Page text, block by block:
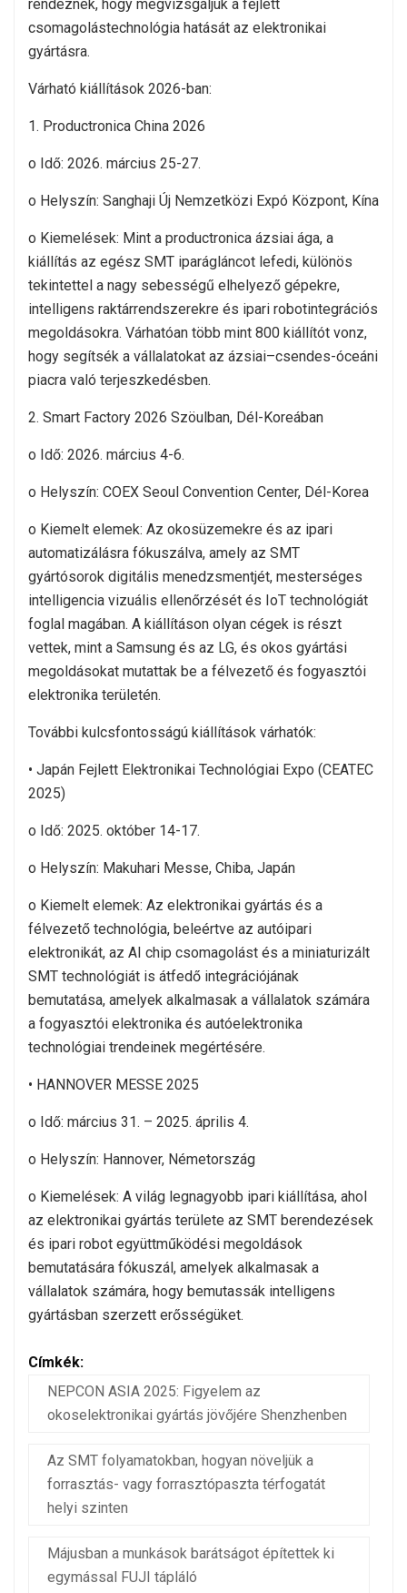
rendeznek, hogy megvizsgáljuk a fejlett
csomagolástechnológia hatását az elektronikai
gyártásra.
Várható kiállítások 2026-ban:
1. Productronica China 2026
o Idő: 2026. március 25-27.
o Helyszín: Sanghaji Új Nemzetközi Expó Központ, Kína
o Kiemelések: Mint a productronica ázsiai ága, a
kiállítás az egész SMT iparágláncot lefedi, különös
tekintettel a nagy sebességű elhelyező gépekre,
intelligens raktárrendszerekre és ipari robotintegrációs
megoldásokra. Várhatóan több mint 800 kiállítót vonz,
hogy segítsék a vállalatokat az ázsiai–csendes-óceáni
piacra való terjeszkedésben.
2. Smart Factory 2026 Szöulban, Dél-Koreában
o Idő: 2026. március 4-6.
o Helyszín: COEX Seoul Convention Center, Dél-Korea
o Kiemelt elemek: Az okosüzemekre és az ipari
automatizálásra fókuszálva, amely az SMT
gyártósorok digitális menedzsmentjét, mesterséges
intelligencia vizuális ellenőrzését és IoT technológiát
foglal magában. A kiállításon olyan cégek is részt
vettek, mint a Samsung és az LG, és okos gyártási
megoldásokat mutattak be a félvezető és fogyasztói
elektronika területén.
További kulcsfontosságú kiállítások várhatók:
• Japán Fejlett Elektronikai Technológiai Expo (CEATEC
2025)
o Idő: 2025. október 14-17.
o Helyszín: Makuhari Messe, Chiba, Japán
o Kiemelt elemek: Az elektronikai gyártás és a
félvezető technológia, beleértve az autóipari
elektronikát, az AI chip csomagolást és a miniaturizált
SMT technológiát is átfedő integrációjának
bemutatása, amelyek alkalmasak a vállalatok számára
a fogyasztói elektronika és autóelektronika
technológiai trendeinek megértésére.
• HANNOVER MESSE 2025
o Idő: március 31. – 2025. április 4.
o Helyszín: Hannover, Németország
o Kiemelések: A világ legnagyobb ipari kiállítása, ahol
az elektronikai gyártás területe az SMT berendezések
és ipari robot együttműködési megoldások
bemutatására fókuszál, amelyek alkalmasak a
vállalatok számára, hogy bemutassák intelligens
gyártásban szerzett erősségüket.
Címkék:
NEPCON ASIA 2025: Figyelem az
okoselektronikai gyártás jövőjére Shenzhenben
Az SMT folyamatokban, hogyan növeljük a
forrasztás- vagy forrasztópaszta térfogatát
helyi szinten
Májusban a munkások barátságot építettek ki
egymással FUJI tápláló